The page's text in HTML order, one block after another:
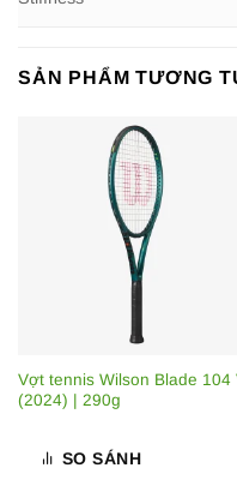
SẢN PHẨM TƯƠNG
Vợt tennis Wilson Blade 104
(2024) | 290g
SO SÁNH